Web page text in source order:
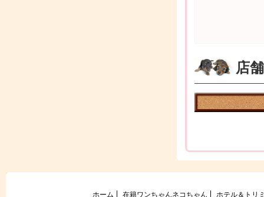
店
ホーム 在籍ワンちゃんネコちゃん
ホテル＆トリ